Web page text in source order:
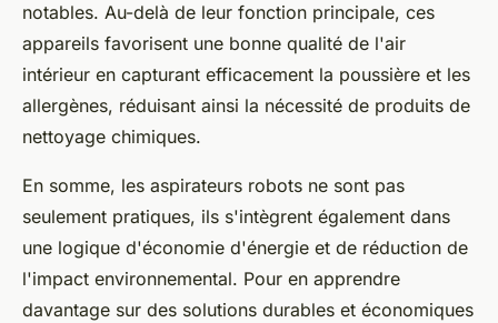
notables. Au-delà de leur fonction principale, ces
appareils favorisent une bonne qualité de l'air
intérieur en capturant efficacement la poussière et les
allergènes, réduisant ainsi la nécessité de produits de
nettoyage chimiques.
En somme, les aspirateurs robots ne sont pas
seulement pratiques, ils s'intègrent également dans
une logique d'économie d'énergie et de réduction de
l'impact environnemental. Pour en apprendre
davantage sur des solutions durables et économiques